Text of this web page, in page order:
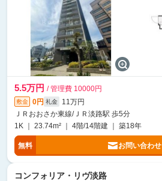
5.5万円 / 管理費 10000円
敷金 0円 礼金
11万円
ＪＲおおさか東線/ＪＲ淡路駅 歩5分
1K ｜ 23.74m² ｜ 4階/14階建 ｜ 築18年
無料 お問い合わせ
コンフォリア・リヴ淡路